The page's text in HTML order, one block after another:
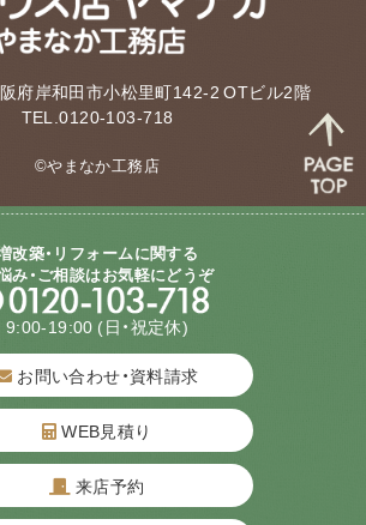
府岸和田市小松里町142-2 OTビル2階
TEL.0120-103-718
©やまなか工務店
改築・リフォームに関する
み・ご相談はお気軽にどうぞ
9:00-19:00 (日・祝定休)
お問い合わせ・資料請求
WEB見積り
来店予約